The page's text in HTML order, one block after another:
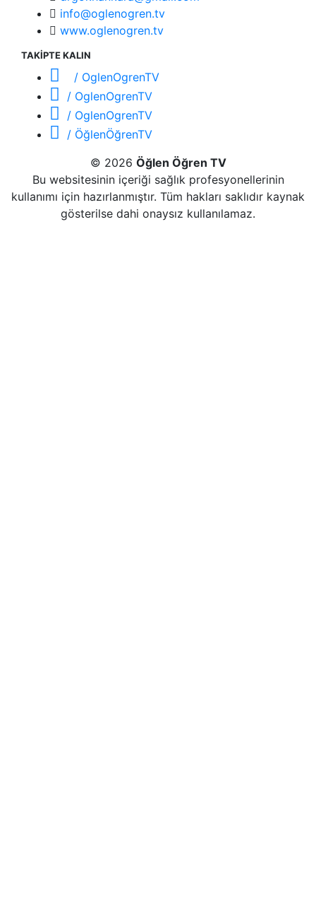
info@oglenogren.tv
www.oglenogren.tv
TAKİPTE KALIN
/ OglenOgrenTV
/ OglenOgrenTV
/ OglenOgrenTV
/ ÖğlenÖğrenTV
© 2026 Öğlen Öğren TV
Bu websitesinin içeriği sağlık profesyonellerinin
kullanımı için hazırlanmıştır. Tüm hakları saklıdır kaynak
gösterilse dahi onaysız kullanılamaz.